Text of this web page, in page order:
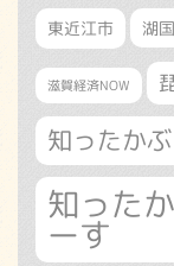
東近江市 湖
滋賀経済NOW
知ったか
知った
ーす